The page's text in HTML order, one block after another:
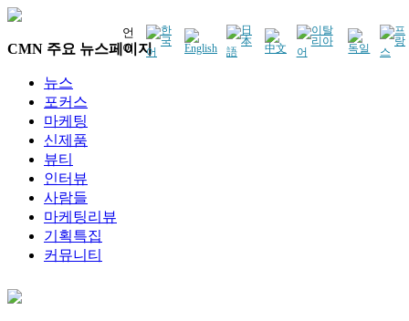
언
어
CMN 주요 뉴스페이지
뉴스
포커스
마케팅
신제품
뷰티
인터뷰
사람들
마케팅리뷰
기획특집
커뮤니티